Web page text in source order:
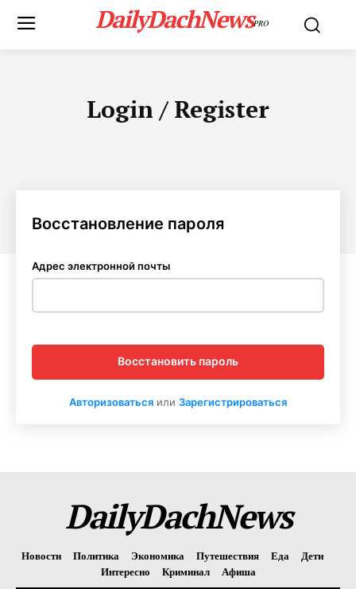
Magazine PRO
DailyDachNewsPRO
Login / Register
Восстановление пароля
Адрес электронной почты
Восстановить пароль
Авторизоваться или Зарегистрироваться
DailyDachNews
Новости Политика Экономика Путешествия Еда
Дети
Интересно
Криминал Афиша